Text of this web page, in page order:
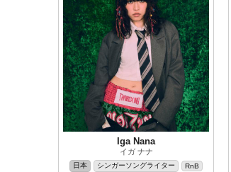
Iga Nana
イガ ナナ
日本 シンガーソングライター
RnB